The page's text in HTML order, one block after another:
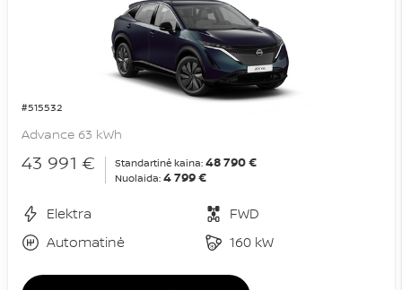
#515532
Advance 63 kWh
43 991 € Standartinė kaina: 48 790 €
Nuolaida: 4 799 €
Elektra
FWD
Automatinė
160 kW